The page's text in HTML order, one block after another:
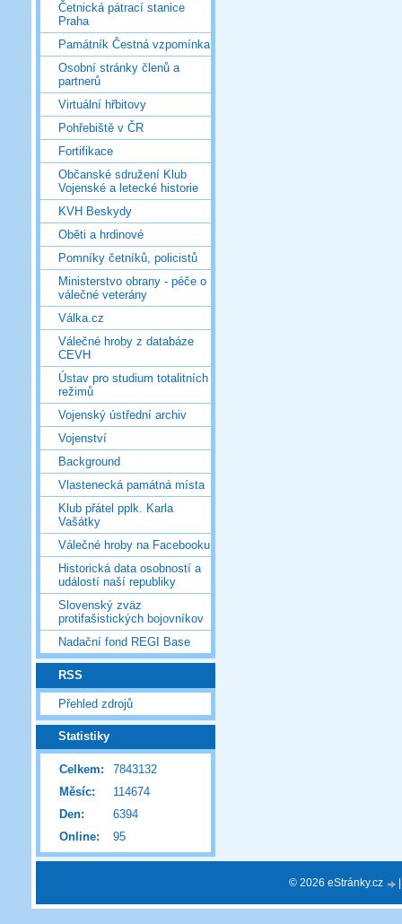
Četnická pátrací stanice
Praha
Památník Čestná vzpomínka
Osobní stránky členů a
partnerů
Virtuální hřbitovy
Pohřebiště v ČR
Fortifikace
Občanské sdružení Klub
Vojenské a letecké historie
KVH Beskydy
Oběti a hrdinové
Pomníky četníků, policistů
Ministerstvo obrany - péče o
válečné veterány
Válka.cz
Válečné hroby z databáze
CEVH
Ústav pro studium totalitních
režimů
Vojenský ústřední archiv
Vojenství
Background
Vlastenecká památná místa
Klub přátel pplk. Karla
Vašátky
Válečné hroby na Facebooku
Historická data osobností a
událostí naší republiky
Slovenský zväz
protifašistických bojovníkov
Nadační fond REGI Base
RSS
Přehled zdrojů
Statistiky
Online: 95
Celkem:
7843132
Měsíc:
114674
Den:
6394
© 2026 eStránky.cz